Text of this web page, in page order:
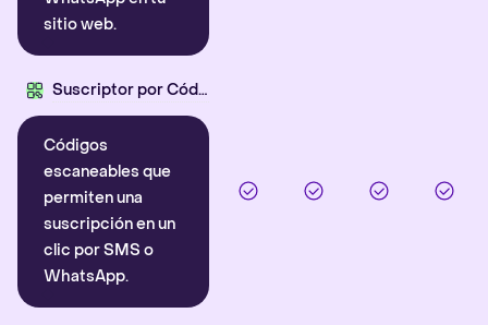
sitio web.
Suscriptor por Código QR
Códigos
escaneables que
permiten una
suscripción en un
clic por SMS o
WhatsApp.